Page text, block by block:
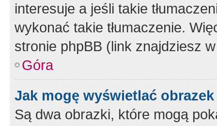
interesuje a jeśli takie
wykonać takie tłumaczenie.
stronie phpBB (link znajdziesz
Góra
Jak mogę wyświetlać
Są dwa obrazki, które mogą